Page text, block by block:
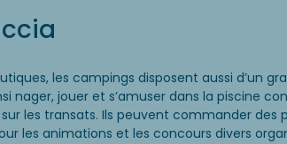
les campings disposent aussi d’un
jouer et s’amuser dans la piscine
les transats. Ils peuvent commander des
les animations et les concours divers